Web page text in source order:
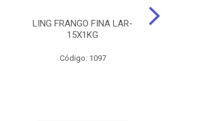
LING FRANGO FINA LAR-
15X1KG
Código: 1097